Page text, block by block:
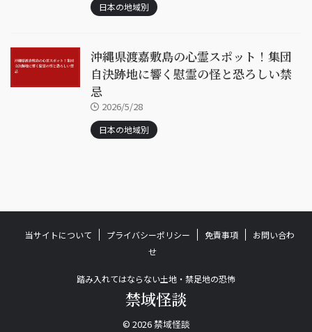
日本の地域別
沖縄県渡嘉敷島の心霊スポット！集団
自決跡地に響く慰霊の怪と恐ろしい禁
忌
2026/5/28
日本の地域別
当サイトについて プライバシーポリシー 免責事項
お問い合わ
せ
踏み入れてはならない土地・禁足地の恐怖
禁域怪談
© 2026 禁域怪談